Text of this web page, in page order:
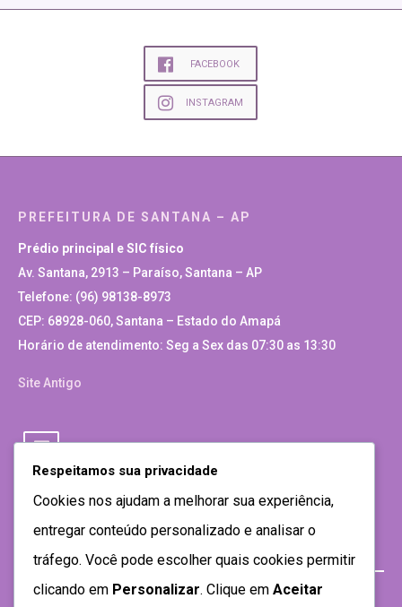
FACEBOOK
INSTAGRAM
PREFEITURA DE SANTANA – AP
Prédio principal e SIC físico
Av. Santana, 2913 – Paraíso, Santana – AP
Telefone: (96) 98138-8973
CEP: 68928-060, Santana – Estado do Amapá
Horário de atendimento: Seg a Sex das 07:30 as 13:30
Site Antigo
Respeitamos sua privacidade
Cookies nos ajudam a melhorar sua experiência,
entregar conteúdo personalizado e analisar o
tráfego. Você pode escolher quais cookies permitir
clicando em Personalizar. Clique em Aceitar